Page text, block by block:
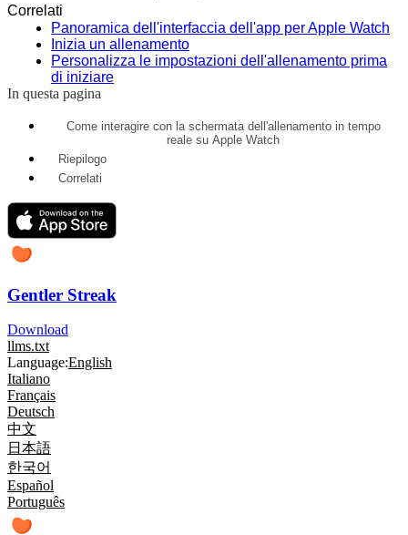
Correlati
Panoramica dell'interfaccia dell'app per Apple Watch
Inizia un allenamento
Personalizza le impostazioni dell'allenamento prima
di iniziare
In questa pagina
Come interagire con la schermata dell'allenamento in tempo
reale su Apple Watch
Riepilogo
Correlati
Gentler Streak
Download
llms.txt
Language:English
Italiano
Français
Deutsch
中文
日本語
한국어
Español
Português